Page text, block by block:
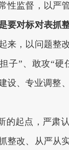
性监督，以严
要对标对表抓
来，以问题整
子”、敢攻“硬
设、专业调整
的起点，严肃
整改、从严从